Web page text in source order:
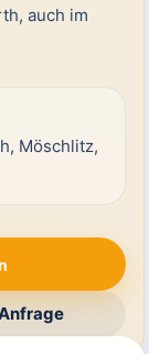
auch im
Möschlitz,